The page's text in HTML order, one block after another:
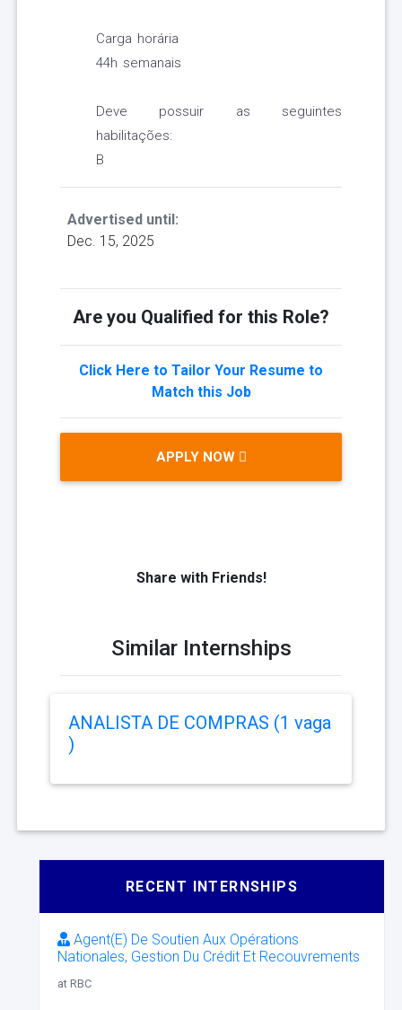
Carga horária
44h semanais
Deve possuir as seguintes
habilitações:
B
Advertised until:
Dec. 15, 2025
Are you Qualified for this Role?
Click Here to Tailor Your Resume to
Match this Job
APPLY NOW
Share with Friends!
Similar Internships
ANALISTA DE COMPRAS (1 vaga
)
RECENT INTERNSHIPS
Agent(E) De Soutien Aux Opérations
Nationales, Gestion Du Crédit Et Recouvrements
at RBC